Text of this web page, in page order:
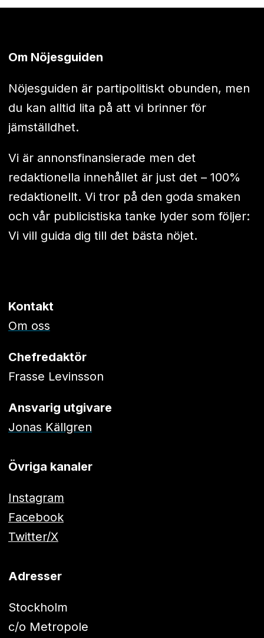
Om Nöjesguiden
Nöjesguiden är partipolitiskt obunden, men
du kan alltid lita på att vi brinner för
jämställdhet.
Vi är annonsfinansierade men det
redaktionella innehållet är just det – 100%
redaktionellt. Vi tror på den goda smaken
och vår publicistiska tanke lyder som följer:
Vi vill guida dig till det bästa nöjet.
Kontakt
Om oss
Chefredaktör
Frasse Levinsson
Ansvarig utgivare
Jonas Källgren
Övriga kanaler
Instagram
Facebook
Twitter/X
Adresser
Stockholm
c/o Metropole